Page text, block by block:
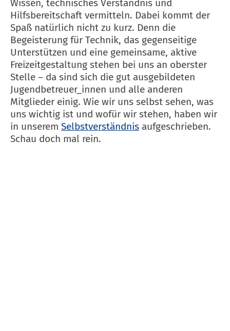
Wissen, technisches Verständnis und
Hilfsbereitschaft vermitteln. Dabei kommt der
Spaß natürlich nicht zu kurz. Denn die
Begeisterung für Technik, das gegenseitige
Unterstützen und eine gemeinsame, aktive
Freizeitgestaltung stehen bei uns an oberster
Stelle – da sind sich die gut ausgebildeten
Jugendbetreuer_innen und alle anderen
Mitglieder einig. Wie wir uns selbst sehen, was
uns wichtig ist und wofür wir stehen, haben wir
in unserem Selbstverständnis aufgeschrieben.
Schau doch mal rein.